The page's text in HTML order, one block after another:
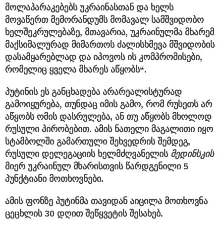
მოლაპარაკებებს უკრაინასთან და ხელს
მოვაწერთ მემორანდუმს მომავალ სამშვიდობო
ხელშეკრულებაზე, მთავარია, უკრაინულმა მხარემ
მაქსიმალურად მიმართოს ძალისხმევა მშვიდობის
დასამყარებლად და იპოვოს ის კომპრომისები,
რომელიც ყველა მხარეს აწყობს“.
პუტინის ეს განცხადება არარეალისტურად
გამოიყურება, თუნდაც იმის გამო, რომ რუსეთს არ
აწყობს ომის დასრულება, ან თუ აწყობს მხოლოდ
რუსული პირობებით. ამის ნათელი მაგალითი იყო
სტამბოლში გამართული შეხვედრის შემდეგ,
რუსული დელეგაციის ხელმძღვანელის მედინსკის
მიერ უკრაინულ მხარისთვის წარდგენილი 5
პუნქტიანი მოთხოვნები.
ამის ფონზე პუტინმა თავიდან აიცილა მოთხოვნა
ცეცხლის 30 დღით შეწყვეტის შესახებ.